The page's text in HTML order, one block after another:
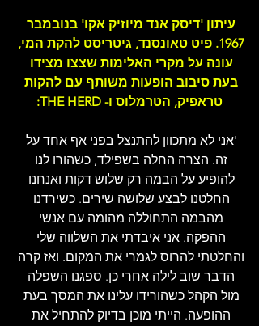
עיתון 'דיסק אנד מיוזיק אקו' בנובמבר
1967. פיט טאונסנד, גיטריסט להקת המי,
עונה על מקרי האלימות שצצו מצידו
בעת סיבוב הופעות משותף עם להקות
טראפיק, הטרמלוס ו- THE HERD:
'אני לא מתכוון להתנצל בפני אף אחד על
זה. הצרה החלה בשפילד, כשהורו לנו
להופיע על הבמה רק שלוש דקות ואנחנו
החלטנו לבצע שלושה שירים. כשירדנו
מהבמה התחוללה מהומה עם אנשי
ההפקה. אני איבדתי את השלווה שלי
והחלטתי להרוס לגמרי את המקום. ואז קרה
הדבר שוב לילה אחרי כן. ספגנו השפלה
מול הקהל כשהורידו עלינו את המסך בעת
ההופעה. הייתי מוכן בדיוק להתחיל את